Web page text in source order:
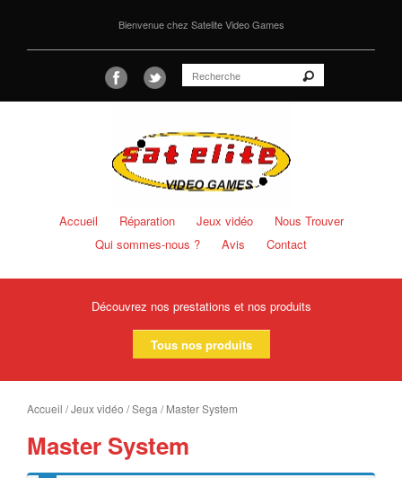
Bienvenue chez Satelite Video Games
Accueil Réparation Jeux vidéo
Nous Trouver
Qui sommes-nous ?
Avis Contact
Découvrez nos prestations et nos produits
Tous nos produits
Accueil /Jeux vidéo /Sega / Master System
Master System